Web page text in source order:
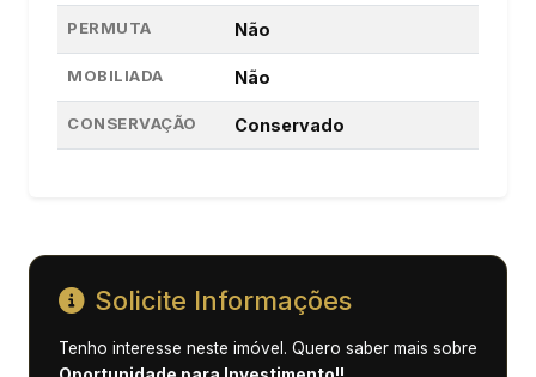
PERMUTA Não
MOBILIADA Não
CONSERVAÇÃO Conservado
Solicite Informações
Tenho interesse neste imóvel. Quero saber mais sobre